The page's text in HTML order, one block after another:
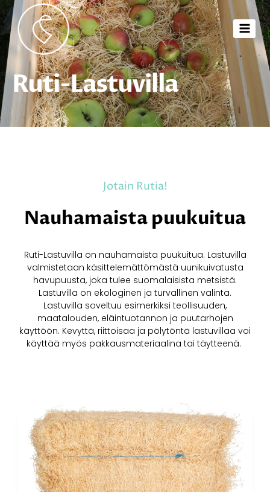
Ruti-Lastuvilla
Jotain Rutia!
Nauhamaista puukuitua
Ruti-Lastuvilla on nauhamaista puukuitua. Lastuvilla
valmistetaan käsittelemättömästä uunikuivatusta
havupuusta, joka tulee suomalaisista metsistä.
Lastuvilla on ekologinen ja turvallinen valinta.
Lastuvilla soveltuu esimerkiksi teollisuuden,
maatalouden, eläintuotannon ja puutarhojen
käyttöön. Kevyttä, riittoisaa ja pölytöntä lastuvillaa voi
käyttää myös pakkausmateriaalina tai täytteenä.